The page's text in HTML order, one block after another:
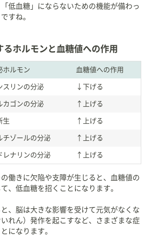
低血糖」にならないための機能が備わっ
すね。
るホルモンと血糖値への作用
ホルモン 血糖値への作用
スリンの分泌 ↓下げる
カゴンの分泌 ↑上げる
生 ↑上げる
チゾールの分泌 ↑上げる
レナリンの分泌 ↑上げる
働きに欠陥や支障が生じると、血糖値の
、低血糖を招くことになります。
、脳は大きな影響を受けて元気がなくな
れん）発作を起こすなど、さまざまな症
になります。